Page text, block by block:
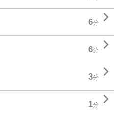
6分 
6分 
3分 
1分 